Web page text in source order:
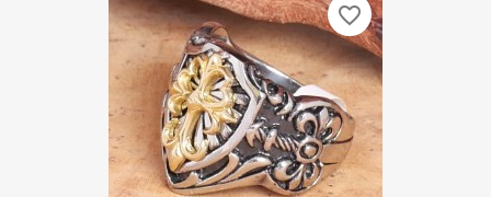
favorite_border